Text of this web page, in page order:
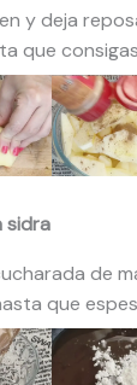
y deja
que
sidra
de
que